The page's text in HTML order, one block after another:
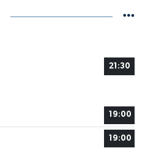
21:30
19:00
19:00